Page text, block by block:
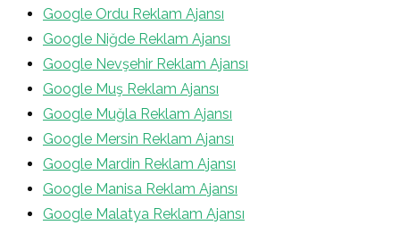
Google Ordu Reklam Ajansı
Google Niğde Reklam Ajansı
Google Nevşehir Reklam Ajansı
Google Muş Reklam Ajansı
Google Muğla Reklam Ajansı
Google Mersin Reklam Ajansı
Google Mardin Reklam Ajansı
Google Manisa Reklam Ajansı
Google Malatya Reklam Ajansı